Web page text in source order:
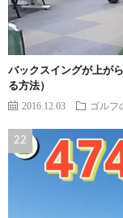
バックスイングが上が
る方法）
2016.12.03 ゴルフ